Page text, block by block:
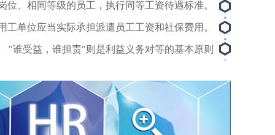
位、相同等级的员工，执行同等工资待遇标准。
工单位应当实际承担派遣员工工资和社保费用。
"谁受益，谁担责"则是利益义务对等的基本原则